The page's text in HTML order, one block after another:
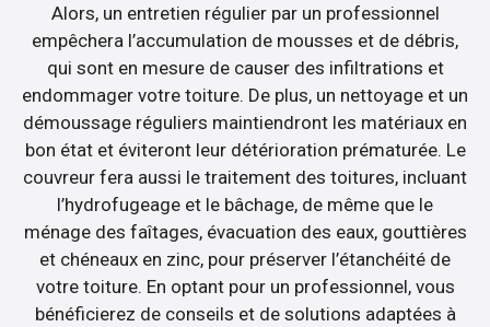
Alors, un entretien régulier par un professionnel
empêchera l’accumulation de mousses et de débris,
qui sont en mesure de causer des infiltrations et
endommager votre toiture. De plus, un nettoyage et un
démoussage réguliers maintiendront les matériaux en
bon état et éviteront leur détérioration prématurée. Le
couvreur fera aussi le traitement des toitures, incluant
l’hydrofugeage et le bâchage, de même que le
ménage des faîtages, évacuation des eaux, gouttières
et chéneaux en zinc, pour préserver l’étanchéité de
votre toiture. En optant pour un professionnel, vous
bénéficierez de conseils et de solutions adaptées à